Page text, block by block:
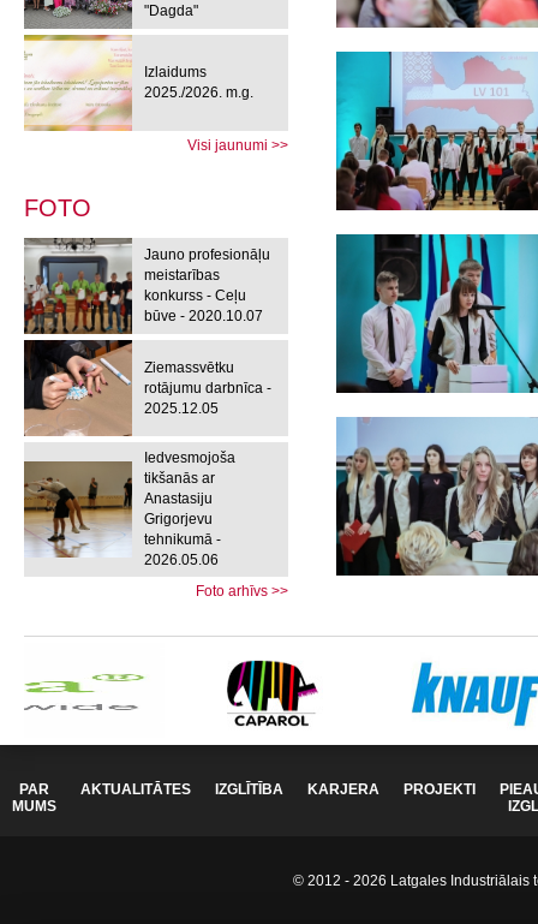
"Dagda"
Izlaidums
2025./2026. m.g.
Visi jaunumi >>
FOTO
Jauno profesionāļu
meistarības
konkurss - Ceļu
būve - 2020.10.07
Ziemassvētku
rotājumu darbnīca -
2025.12.05
Iedvesmojoša
tikšanās ar
Anastasiju
Grigorjevu
tehnikumā -
2026.05.06
Foto arhīvs >>
PAR
MUMS
AKTUALITĀTES IZGLĪTĪBA KARJERA PROJEKTI
© 2012 - 2026 Latgales Industriālais